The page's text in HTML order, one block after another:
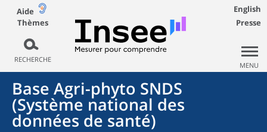
Aide
Thèmes
RECHERCHE
English
Presse
MENU
Base Agri-phyto SNDS
(Système national des
données de santé)